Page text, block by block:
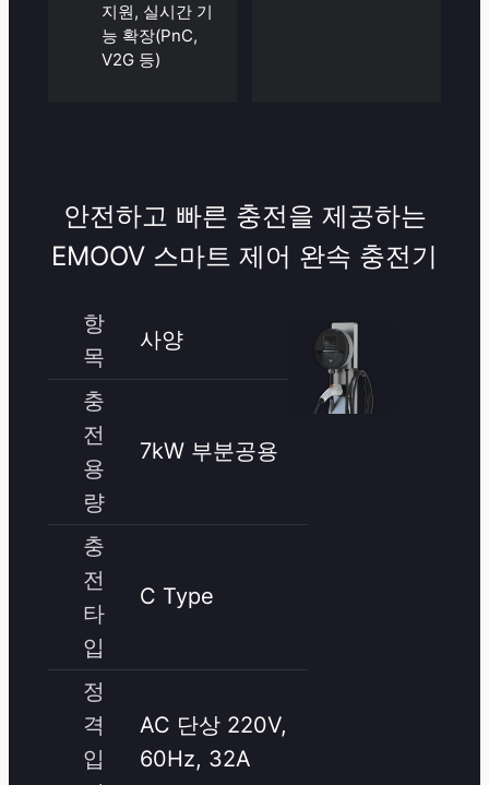
지원, 실시간 기
능 확장(PnC,
V2G 등)
안전하고 빠른 충전을 제공하는
EMOOV 스마트 제어 완속 충전기
항
목
사양
충
전
용
량
7kW 부분공용
충
전
타
입
C Type
정
격
입
AC 단상 220V,
60Hz, 32A